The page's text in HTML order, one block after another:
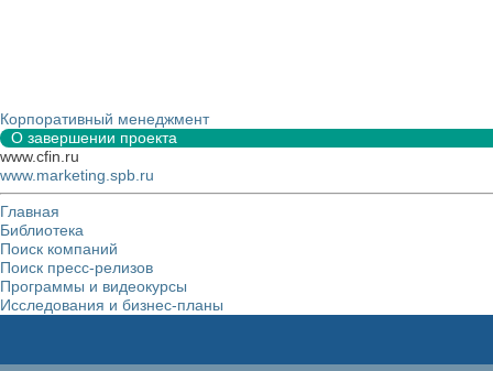
Корпоративный менеджмент
О завершении проекта
www.cfin.ru
www.marketing.spb.ru
Главная
Библиотека
Поиск компаний
Поиск пресс-релизов
Программы и видеокурсы
Исследования и бизнес-планы